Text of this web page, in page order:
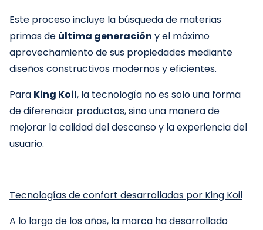
Este proceso incluye la búsqueda de materias
primas de última generación y el máximo
aprovechamiento de sus propiedades mediante
diseños constructivos modernos y eficientes.
Para King Koil, la tecnología no es solo una forma
de diferenciar productos, sino una manera de
mejorar la calidad del descanso y la experiencia del
usuario.
Tecnologías de confort desarrolladas por King Koil
A lo largo de los años, la marca ha desarrollado